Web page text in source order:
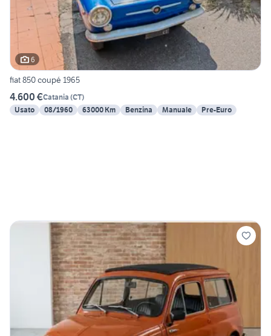
6
fiat 850 coupé 1965
4.600 €Catania (CT)
Usato
08/1960 63000 Km Benzina Manuale Pre-Euro